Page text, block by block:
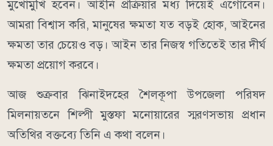
মুখোমুখি হবেন। আইনি প্রক্রিয়ার মধ্য দিয়েই এগোবেন।
আমরা বিশ্বাস করি, মানুষের ক্ষমতা যত বড়ই হোক, আইনের
ক্ষমতা তার চেয়েও বড়। আইন তার নিজস্ব গতিতেই তার দীর্ঘ
ক্ষমতা প্রয়োগ করবে।
আজ শুক্রবার ঝিনাইদহের শৈলকূপা উপজেলা পরিষদ
মিলনায়তনে শিল্পী মুস্তফা মনোয়ারের স্মরণসভায় প্রধান
অতিথির বক্তব্যে তিনি এ কথা বলেন।